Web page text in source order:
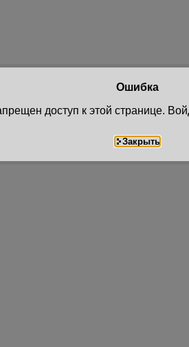
Ошибка
доступ к этой странице.